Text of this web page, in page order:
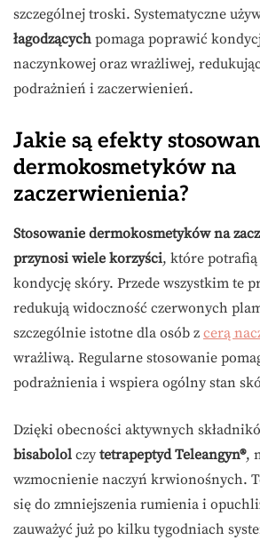
szczególnej troski. Systematyczne
łagodzących pomaga poprawić
naczynkowej oraz wrażliwej,
podrażnień i zaczerwienień.
Jakie są efekty
dermokosmetyków na
zaczerwienienia?
Stosowanie dermokosmetyków na
przynosi wiele korzyści, które potrafią
kondycję skóry. Przede wszystkim te
redukują widoczność czerwonych
szczególnie istotne dla osób z cerą
wrażliwą. Regularne stosowanie
podrażnienia i wspiera ogólny stan
Dzięki obecności aktywnych
bisabolol czy tetrapeptyd Teleangyn®,
wzmocnienie naczyń krwionośnych.
się do zmniejszenia rumienia i
zauważyć już po kilku tygodniach